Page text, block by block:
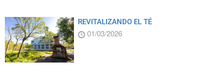
REVITALIZANDO EL TÉ
01/03/2026